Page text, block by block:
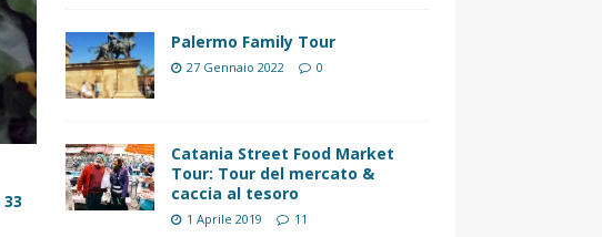
33
Palermo Family Tour
27 Gennaio 2022 0
Catania Street Food Market
Tour: Tour del mercato &
caccia al tesoro
1 Aprile 2019 11